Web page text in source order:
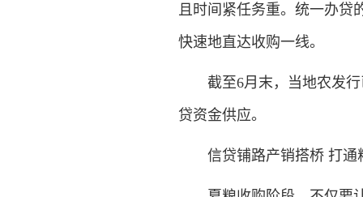
且时间紧任务重。统一办贷
快速地直达收购一线。
截至6月末，当地农发行
贷资金供应。
信贷铺路产销搭桥 打通